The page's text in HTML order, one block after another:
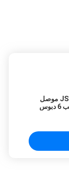
2.5 مم الملعب JST XHP-4P موصل
كابل الجمعية إلى 2.0 الملعب 6 دبوس